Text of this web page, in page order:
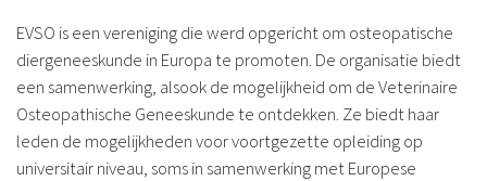
EVSO is een vereniging die werd opgericht om osteopatische
diergeneeskunde in Europa te promoten. De organisatie biedt
een samenwerking, alsook de mogelijkheid om de Veterinaire
Osteopathische Geneeskunde te ontdekken. Ze biedt haar
leden de mogelijkheden voor voortgezette opleiding op
universitair niveau, soms in samenwerking met Europese